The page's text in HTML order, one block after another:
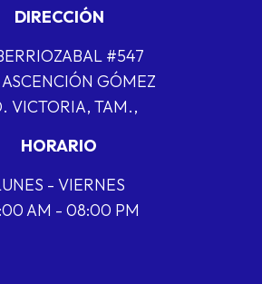
DIRECCIÓN
#547
GÓMEZ
VICTORIA, TAM.,
HORARIO
- VIERNES
AM - 08:00 PM